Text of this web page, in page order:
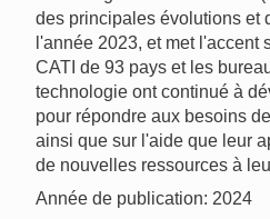
des principales évolutions et
l'année 2023, et met l'accent
CATI de 93 pays et les
technologie ont continué à
pour répondre aux besoins
ainsi que sur l'aide que leur
de nouvelles ressources à
Année de publication: 2024